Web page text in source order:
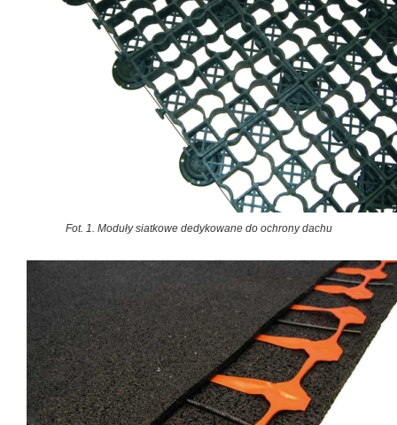
Fot. 1. Moduły siatkowe dedykowane do ochrony dachu